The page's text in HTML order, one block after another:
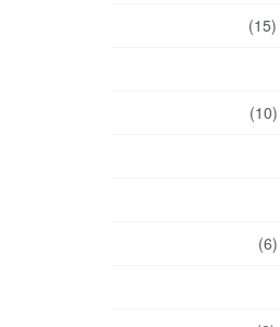
(15)
(10)
(6)